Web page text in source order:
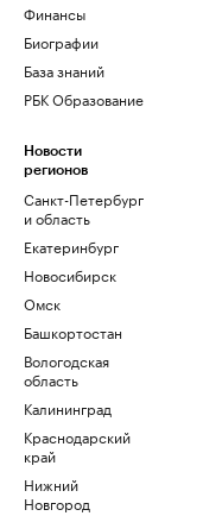
Финансы
Биографии
База знаний
РБК Образование
Новости
регионов
Санкт-Петербург
и область
Екатеринбург
Новосибирск
Омск
Башкортостан
Вологодская
область
Калининград
Краснодарский
край
Нижний
Новгород